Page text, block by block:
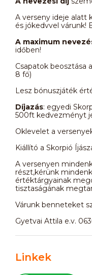
A verseny ideje alatt
és jókedvvel várunk!
A maximum
időben!
Csapatok beosztása
8 fő)
Lesz bónuszjáték
Díjazás: egyedi
500ft kedvezményt
Oklevelet a
Kiállító a Skorpió
A versenyen
részt,kérünk
értéktárgyainak
tisztaságának
Várunk benneteket
Gyetvai Attila e.v.
Linkek